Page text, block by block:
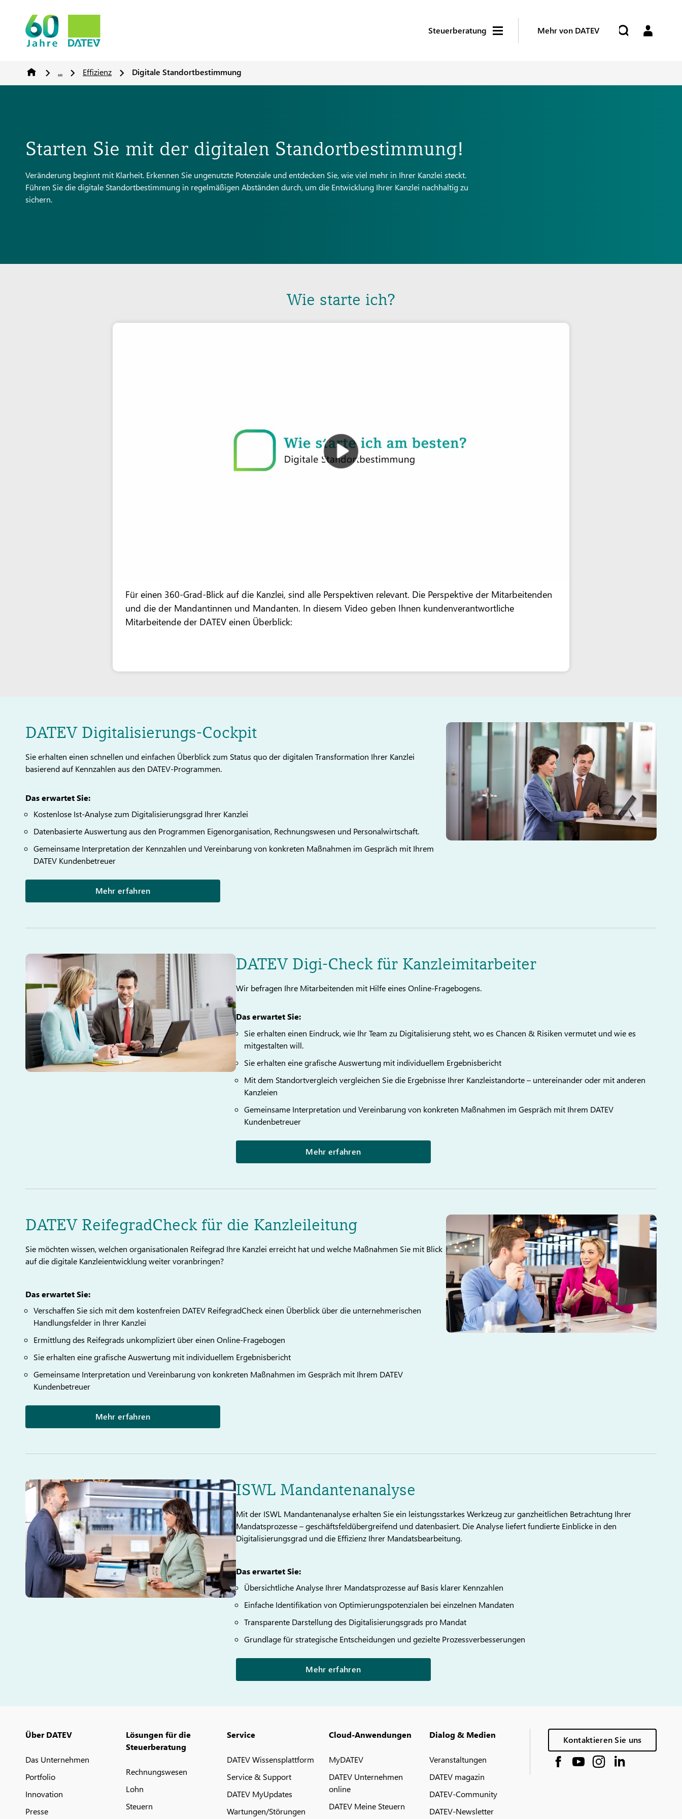
Steuerberatung Mehr von DATEV
... Effizienz Digitale Standortbestimmung
Starten Sie mit der digitalen Standortbestimmung!
Veränderung beginnt mit Klarheit. Erkennen Sie ungenutzte Potenziale und entdecken Sie, wie viel mehr in Ihrer Kanzlei steckt.
Führen Sie die digitale Standortbestimmung in regelmäßigen Abständen durch, um die Entwicklung Ihrer Kanzlei nachhaltig zu
sichern.
Wie starte ich?
Für einen 360-Grad-Blick auf die Kanzlei, sind alle Perspektiven relevant. Die Perspektive der Mitarbeitenden
und die der Mandantinnen und Mandanten. In diesem Video geben Ihnen kundenverantwortliche
Mitarbeitende der DATEV einen Überblick:
DATEV Digitalisierungs-Cockpit
Sie erhalten einen schnellen und einfachen Überblick zum Status quo der digitalen Transformation Ihrer Kanzlei
basierend auf Kennzahlen aus den DATEV-Programmen.
Das erwartet Sie:
Kostenlose Ist-Analyse zum Digitalisierungsgrad Ihrer Kanzlei
Datenbasierte Auswertung aus den Programmen Eigenorganisation, Rechnungswesen und Personalwirtschaft.
Gemeinsame Interpretation der Kennzahlen und Vereinbarung von konkreten Maßnahmen im Gespräch mit Ihrem
DATEV Kundenbetreuer
Mehr erfahren
DATEV Digi-Check für Kanzleimitarbeiter
Wir befragen Ihre Mitarbeitenden mit Hilfe eines Online-Fragebogens.
Das erwartet Sie:
Sie erhalten einen Eindruck, wie Ihr Team zu Digitalisierung steht, wo es Chancen & Risiken vermutet und wie es
mitgestalten will.
Sie erhalten eine grafische Auswertung mit individuellem Ergebnisbericht
Mit dem Standortvergleich vergleichen Sie die Ergebnisse Ihrer Kanzleistandorte – untereinander oder mit anderen
Kanzleien
Gemeinsame Interpretation und Vereinbarung von konkreten Maßnahmen im Gespräch mit Ihrem DATEV
Kundenbetreuer
Mehr erfahren
DATEV ReifegradCheck für die Kanzleileitung
Sie möchten wissen, welchen organisationalen Reifegrad Ihre Kanzlei erreicht hat und welche Maßnahmen Sie mit Blick
auf die digitale Kanzleientwicklung weiter voranbringen?
Das erwartet Sie:
Verschaffen Sie sich mit dem kostenfreien DATEV ReifegradCheck einen Überblick über die unternehmerischen
Handlungsfelder in Ihrer Kanzlei
Ermittlung des Reifegrads unkompliziert über einen Online-Fragebogen
Sie erhalten eine grafische Auswertung mit individuellem Ergebnisbericht
Gemeinsame Interpretation und Vereinbarung von konkreten Maßnahmen im Gespräch mit Ihrem DATEV
Kundenbetreuer
Mehr erfahren
ISWL Mandantenanalyse
Mit der ISWL Mandantenanalyse erhalten Sie ein leistungsstarkes Werkzeug zur ganzheitlichen Betrachtung Ihrer
Mandatsprozesse – geschäftsfeldübergreifend und datenbasiert. Die Analyse liefert fundierte Einblicke in den
Digitalisierungsgrad und die Effizienz Ihrer Mandatsbearbeitung.
Das erwartet Sie:
Übersichtliche Analyse Ihrer Mandatsprozesse auf Basis klarer Kennzahlen
Einfache Identifikation von Optimierungspotenzialen bei einzelnen Mandaten
Transparente Darstellung des Digitalisierungsgrads pro Mandat
Grundlage für strategische Entscheidungen und gezielte Prozessverbesserungen
Mehr erfahren
Über DATEV
Das Unternehmen
Portfolio
Innovation
Presse
Lösungen für die
Steuerberatung
Rechnungswesen
Lohn
Steuern
Service
DATEV Wissensplattform
Service & Support
DATEV MyUpdates
Wartungen/Störungen
Cloud-Anwendungen
MyDATEV
DATEV Unternehmen
online
DATEV Meine Steuern
Dialog & Medien
Veranstaltungen
DATEV magazin
DATEV-Community
DATEV-Newsletter
Kontaktieren Sie uns